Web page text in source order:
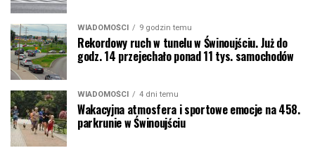
WIADOMOŚCI 9 godzin temu
Rekordowy ruch w tunelu w Świnoujściu. Już do
godz. 14 przejechało ponad 11 tys. samochodów
WIADOMOŚCI 4 dni temu
Wakacyjna atmosfera i sportowe emocje na 458.
parkrunie w Świnoujściu